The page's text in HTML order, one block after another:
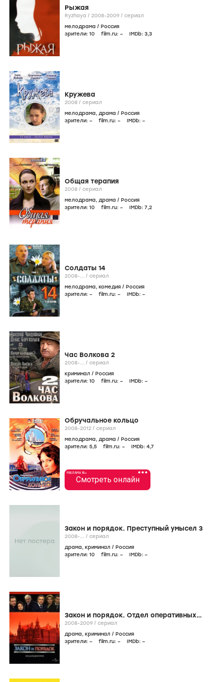
Рыжая
Ryzhaya / 2008-2009 / сериал
мелодрама / Россия
зрители: 10 film.ru: – IMDb: 3,3
Кружева
2008 / сериал
мелодрама, драма / Россия
зрители: – film.ru: – IMDb: –
Общая терапия
2008 / сериал
мелодрама, драма / Россия
зрители: 10 film.ru: – IMDb: 7,2
Солдаты 14
2008-... / сериал
мелодрама, комедия / Россия
зрители: – film.ru: – IMDb: –
Час Волкова 2
2008-... / сериал
криминал / Россия
зрители: 10 film.ru: – IMDb: –
Обручальное кольцо
2008-2012 / сериал
мелодрама, драма / Россия
зрители: 5,5 film.ru: – IMDb: 4,7
•••
РЕКЛАМА 18+
Смотреть онлайн
Закон и порядок. Преступный умысел 3
2008-... / сериал
драма, криминал / Россия
зрители: 10 film.ru: – IMDb: –
Закон и порядок. Отдел оперативных
расследований 3
2008-2009 / сериал
драма, криминал / Россия
зрители: – film.ru: – IMDb: –